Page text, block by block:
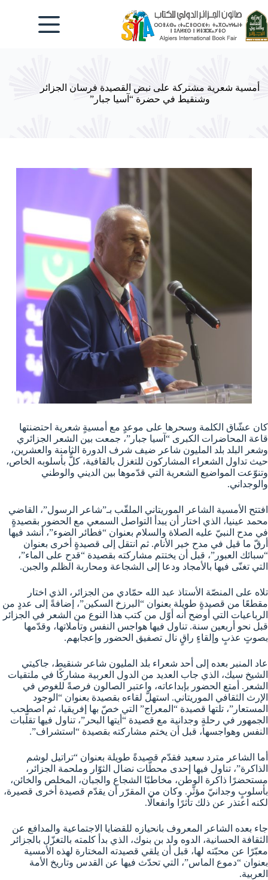
إلى
المحتوى
أمسية شعرية مشتركة على نبض القصيدة فرسان الجزائر
وشنقيط في حضرة “آسيا جبار”
كان عشّاق الكلمة وسحرها على موعدٍ مع أمسيةٍ شعرية احتضنتها
قاعة المحاضرات الكبرى “آسيا جبار”، جمعت بين الشعر الجزائري
وشعر البلد بلد المليون شاعر ضيف شرف الدورة الثامنة والعشرين،
حيث تداول الشعراء المشاركون للتغزل بالقافية، كلٌّ بأسلوبه الخاص،
وتنوّعت المواضيع الشعرية التي قدّموها بين الديني والوطني
والوجداني.
افتتح الأمسية الشاعر الموريتاني الملقّب بـ”شاعر الرسول”، القاضي
محمد عينيا، الذي اختار أن يبدأ التواصل السمعي مع الحضور بقصيدةٍ
في مدح النبيّ عليه الصلاة والسلام بعنوان “فطائر الضوء”، أنشد فيها
أرقّ ما قيل في مدح خير الأنام. ثم انتقل إلى قصيدةٍ أخرى بعنوان
“سبائك العبور”، قبل أن يختتم مشاركته بقصيدة “قدح على الماء”،
التي تغنّى فيها بالأمجاد ودعا إلى الشجاعة ومحاربة الظلم والجبن.
تلاه على المنصّة الأستاذ عبد الله حمّادي من الجزائر، الذي اختار
مقطعًا من قصيدةٍ طويلة بعنوان “البرزخ السكين”، إضافةً إلى عددٍ من
الرباعيات التي أوضح أنه أوّل من كتب هذا النوع من الشعر في الجزائر
قبل نحو أربعين سنة. تناول فيها هواجس النفس وتأملاتها، وقدّمها
بصوتٍ عذبٍ وإلقاءٍ راقٍ نال تصفيق الحضور وإعجابهم.
عاد المنبر بعده إلى أحد شعراء بلد المليون شاعر شنقيط، جاكيتي
الشيخ سيك، الذي جاب العديد من الدول العربية مشاركًا في ملتقيات
الشعر. أمتع الحضور بإبداعاته، واعتبر الصالون فرصةً للغوص في
الإرث الثقافي الموريتاني. استهلّ لقاءه بقصيدة بعنوان “الوجود
المستعار”، تلتها قصيدة “المعراج” التي خصّ بها إفريقيا، ثم اصطحب
الجمهور في رحلةٍ وجدانية مع قصيدة “أيتها البحر”، تناول فيها تقلّبات
النفس وهواجسها، قبل أن يختم مشاركته بقصيدة “استشراف”.
أما الشاعر مترد سعيد فقدّم قصيدةً طويلة بعنوان “تراتيل لوشم
الذاكرة”، تناول فيها إحدى محطّات نضال الثوّار وملحمة الجزائر،
مستحضرًا ذاكرة الوطن، مخاطبًا الشجاع والجبان، المخلص والخائن،
بأسلوبٍ وجدانيّ مؤثّر. وكان من المقرّر أن يقدّم قصيدة أخرى قصيرة،
لكنه اعتذر عن ذلك تأثرًا وانفعالًا.
جاء بعده الشاعر المعروف بانحيازه للقضايا الاجتماعية والمدافع عن
الثقافة الحسانية، الدوه ولد بن بنوك، الذي بدأ كلمته بالتغزّل بالجزائر
معبّرًا عن محبّته لها، قبل أن يلقي قصيدته المختارة لهذه الأمسية
بعنوان “دموع الماس”، التي تحدّث فيها عن القدس وتاريخ الأمة
العربية.